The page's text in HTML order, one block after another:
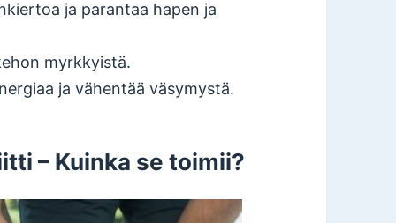
ja parantaa hapen ja
myrkkyistä.
ja vähentää väsymystä.
– Kuinka se toimii?